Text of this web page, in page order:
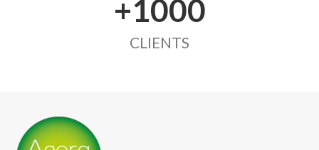
+1000
CLIENTS